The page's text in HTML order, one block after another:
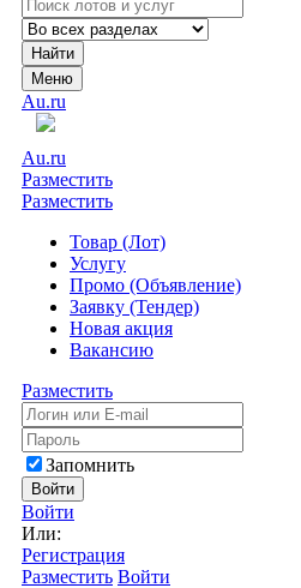
Найти
Меню
Au.ru
Au.ru
Разместить
Разместить
Товар (Лот)
Услугу
Промо (Объявление)
Заявку (Тендер)
Новая акция
Вакансию
Разместить
Запомнить
Войти
Войти
Или:
Регистрация
Разместить Войти